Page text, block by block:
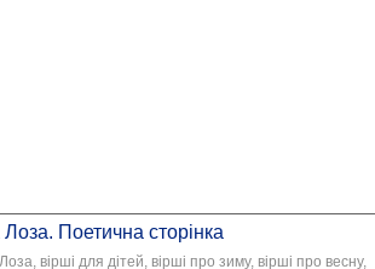
Поетична сторінка
вірші для дітей, вірші про зиму, вірші про весну,